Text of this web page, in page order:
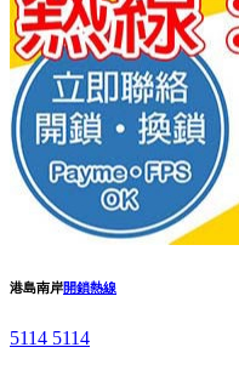
港島南岸開鎖熱線
5114 5114